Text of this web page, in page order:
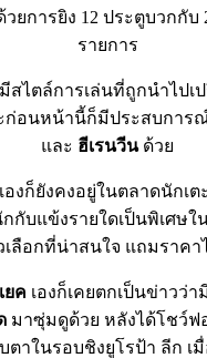
ยการยิง 12 ประตูบวกกั
รายการ
สไตล์การเล่นที่ถูกนำไปเ
อนหน้านี้ก็มีประสบการ
และ ฮีเรนวีนด้วย
เองก็ยังคงอยู่ในตลาดนักเ
กับแข้งรายใดเป็นพิเศษใ
เลือกที่น่าสนใจ แถมราค
ยค เองก็เคยตกเป็นข่าวว่
มาซุ่มดูด้วย หลังได้โชว์ฟ
ตาในรอบชิงยูโรป้า ลีก เ